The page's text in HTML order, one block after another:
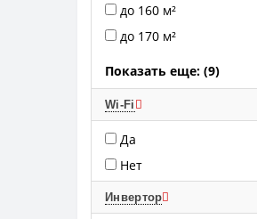
до 160 м²
до 170 м²
Показать еще: (9)
Wi-Fi
Да
Нет
Инвертор